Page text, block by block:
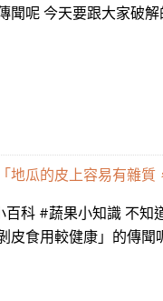
聞呢 今天要跟大家破
地瓜的皮上容易有雜
百科 #蔬果小知識 不知
皮食用較健康」的傳